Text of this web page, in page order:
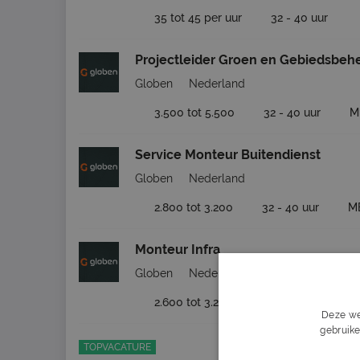
35 tot 45 per uur 32 - 40 uur
Projectleider Groen en
Globen Nederland
3.500 tot 5.500 32 - 40 uur
Service Monteur Buitendienst
Globen Nederland
2.800 tot 3.200 32 - 40 uur
Monteur Infra
Globen Nederland
2.600 tot 3.200
TOPVACATURE
Deze